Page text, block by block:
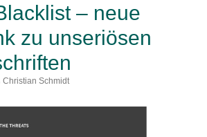
beim
Open-
Access-
– neue
zu unseriösen
Christian Schmidt